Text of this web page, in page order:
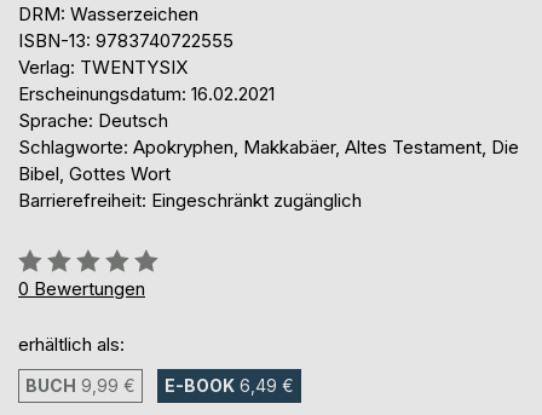
DRM: Wasserzeichen
ISBN-13: 9783740722555
Verlag: TWENTYSIX
Erscheinungsdatum: 16.02.2021
Sprache: Deutsch
Schlagworte: Apokryphen, Makkabäer, Altes Testament, Die
Bibel, Gottes Wort
Barrierefreiheit: Eingeschränkt zugänglich
Bewertung::
0%
0 Bewertungen
erhältlich als:
BUCH 9,99 € E-BOOK 6,49 €